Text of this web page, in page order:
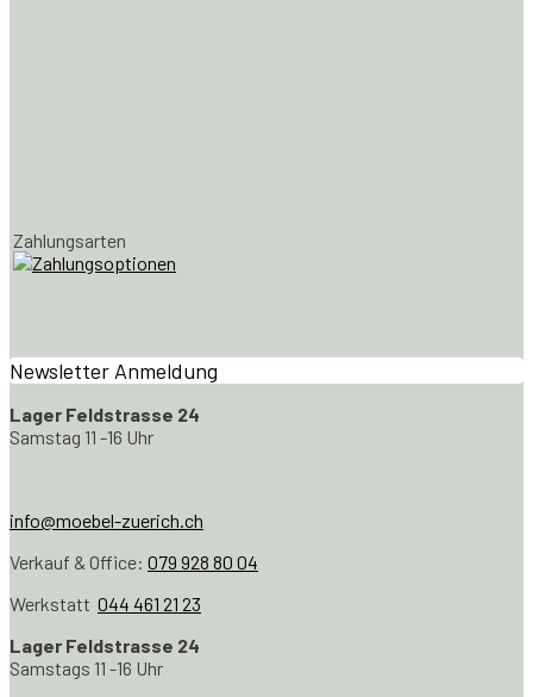
Zahlungsarten
Newsletter Anmeldung
Lager Feldstrasse 24
Samstag 11 -16 Uhr
info@moebel-zuerich.ch
Verkauf & Office: 079 928 80 04
Werkstatt 044 461 21 23
Lager Feldstrasse 24
Samstags 11 -16 Uhr